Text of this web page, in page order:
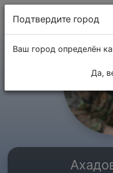
Подтвердите город
Ваш город определён
Да,